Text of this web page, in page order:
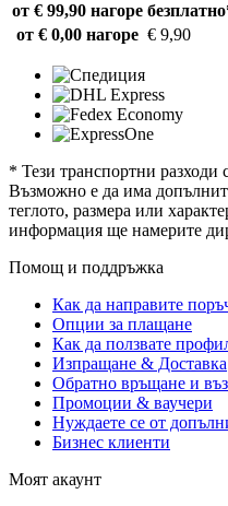
от € 99,90 нагоре
от € 0,00 нагоре € 9,90
* Тези транспортни разходи
Възможно е да има
теглото, размера или
информация ще намерите
Помощ и поддръжка
Как да направите
Опции за плащане
Как да ползвате
Изпращане & Доставка
Обратно връщане и
Промоции & ваучери
Нуждаете се от
Бизнес клиенти
Моят акаунт